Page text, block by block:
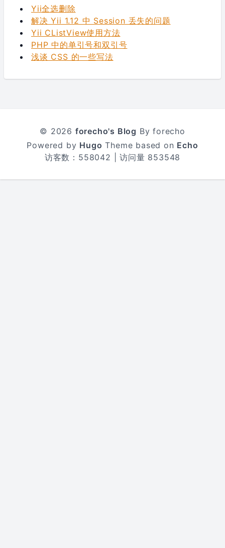
Yii全选删除
解决 Yii 1.12 中 Session 丢失的问题
Yii CListView使用方法
PHP 中的单引号和双引号
浅谈 CSS 的一些写法
© 2026 forecho's Blog By forecho
Powered by Hugo Theme based on Echo
访客数： 558042 | 访问量 853548